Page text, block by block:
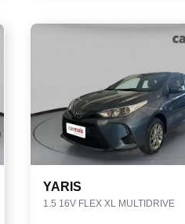
YARIS
1.5 16V FLEX XL MULTIDRIVE